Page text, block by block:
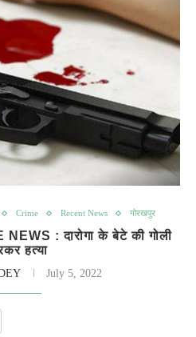
Crime Recent News गोरखपुर
: दारोगा के बेटे की गोली
हत्या
July 5, 2022